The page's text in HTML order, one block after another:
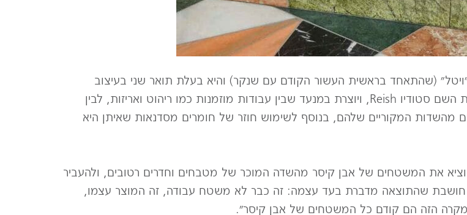
(שהתאחד בראשית העשור הקודם עם שנקר) והיא בעלת תואר שני בעיצוב
מאוניברסיטת דומוס במילאנו. בשנתיים האחרונות היא פועלת תחת השם סטודיו Reish, ויוצרת במנעד שבין עבודות מוזמנות כמו ריהוט ואריזות, לבין
מהשדות המקוריים שלהם, בנוסף לשימוש חוזר של חומרים מסדנאות שאיתן היא
את המשטחים של אבן קיסר מהשדה המוכר של מטבחים וחדרים רטובים, ולהעביר
שהתוצאה מדברת בעד עצמה: זה כבר לא משטח עבודה, זה המוצר עצמו,
הזה הם קודם כל המשטחים של אבן קיסר״.